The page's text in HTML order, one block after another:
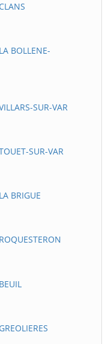
BOLLENE-
SUR-VAR
SUR-VAR
BRIGUE